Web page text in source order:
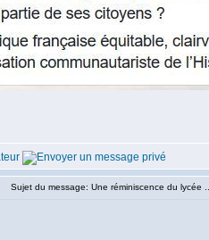
Sujet du message: Une réminiscence du lycée ...